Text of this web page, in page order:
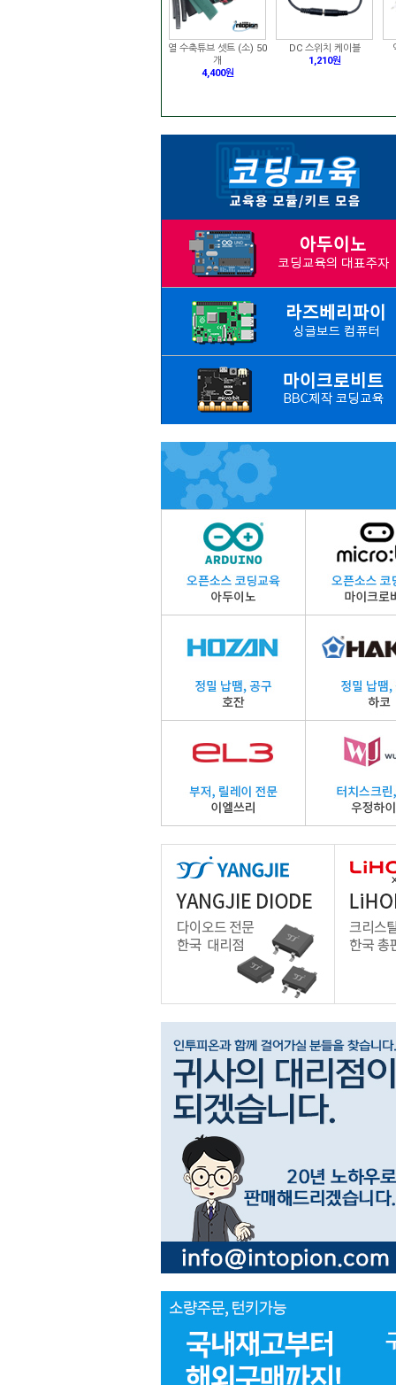
열 수축튜브 셋트 (소) 50
개
4,400원
DC 스위치 케이블
1,210원